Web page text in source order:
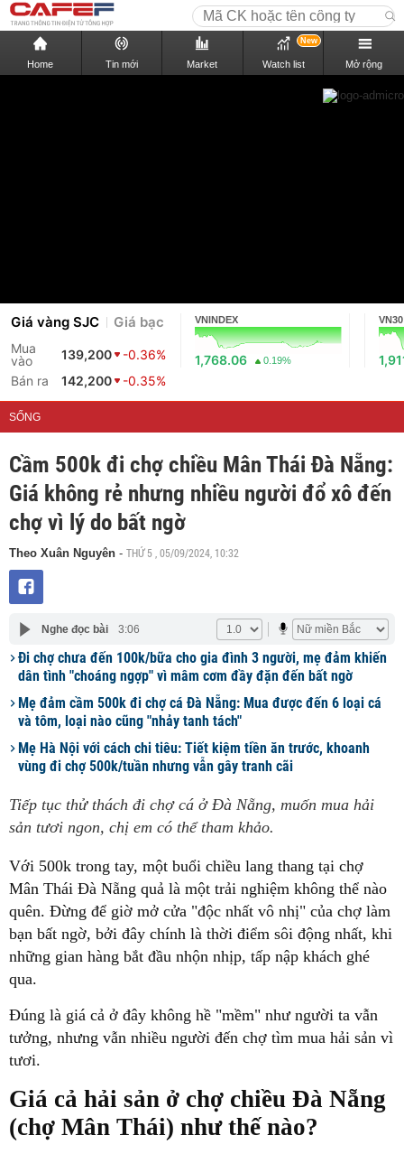
Home Tin mới Market Watch list
New
Mở rộng
Giá vàng SJC Giá bạc
Mua
vào
139,200
-0.36%
Bán ra
142,200 -0.35%
VNINDEX
1,768.06 0.19%
VN30
SỐNG
Cầm 500k đi chợ chiều Mân Thái Đà Nẵng:
Giá không rẻ nhưng nhiều người đổ xô đến
chợ vì lý do bất ngờ
Theo Xuân Nguyên - THỨ 5 , 05/09/2024, 10:32
Nghe đọc bài 3:06
Đi chợ chưa đến 100k/bữa cho gia đình 3 người, mẹ đảm khiến
dân tình "choáng ngợp" vì mâm cơm đầy đặn đến bất ngờ
Mẹ đảm cầm 500k đi chợ cá Đà Nẵng: Mua được đến 6 loại cá
và tôm, loại nào cũng "nhảy tanh tách"
Mẹ Hà Nội với cách chi tiêu: Tiết kiệm tiền ăn trước, khoanh
vùng đi chợ 500k/tuần nhưng vẫn gây tranh cãi
Tiếp tục thử thách đi chợ cá ở Đà Nẵng, muốn mua hải
sản tươi ngon, chị em có thể tham khảo.
Với 500k trong tay, một buổi chiều lang thang tại chợ
Mân Thái Đà Nẵng quả là một trải nghiệm không thể nào
quên. Đừng để giờ mở cửa "độc nhất vô nhị" của chợ làm
bạn bất ngờ, bởi đây chính là thời điểm sôi động nhất, khi
những gian hàng bắt đầu nhộn nhịp, tấp nập khách ghé
qua.
Đúng là giá cả ở đây không hề "mềm" như người ta vẫn
tưởng, nhưng vẫn nhiều người đến chợ tìm mua hải sản vì
tươi.
Giá cả hải sản ở chợ chiều Đà Nẵng
(chợ Mân Thái) như thế nào?